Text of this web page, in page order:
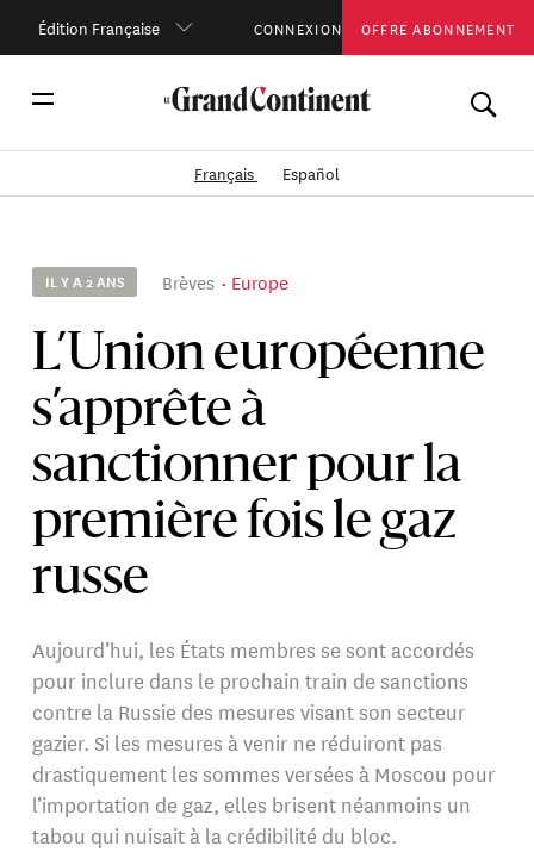
Édition Française CONNEXION OFFRE ABONNEMENT
Français Español
IL Y A 2 ANS Brèves Europe
L’Union européenne
s’apprête à
sanctionner pour la
première fois le gaz
russe
Aujourd’hui, les États membres se sont accordés
pour inclure dans le prochain train de sanctions
contre la Russie des mesures visant son secteur
gazier. Si les mesures à venir ne réduiront pas
drastiquement les sommes versées à Moscou pour
l’importation de gaz, elles brisent néanmoins un
tabou qui nuisait à la crédibilité du bloc.